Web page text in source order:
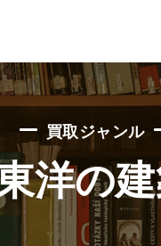
学
文化人類学・民
買取ジャンル
洋の